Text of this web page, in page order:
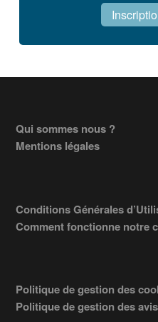
Footer
Qui sommes nous ?
Mentions légales
Conditions Générales
Comment fonctionne notre
Politique de gestion des
Politique de gestion des avis